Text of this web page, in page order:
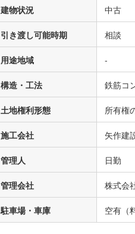
建物状況 中古
引き渡し可能時期 相談
用途地域 -
構造・工法 鉄筋コ
土地権利形態 所有権
施工会社 矢作建
管理人 日勤
管理会社 株式会
駐車場・車庫 空有（